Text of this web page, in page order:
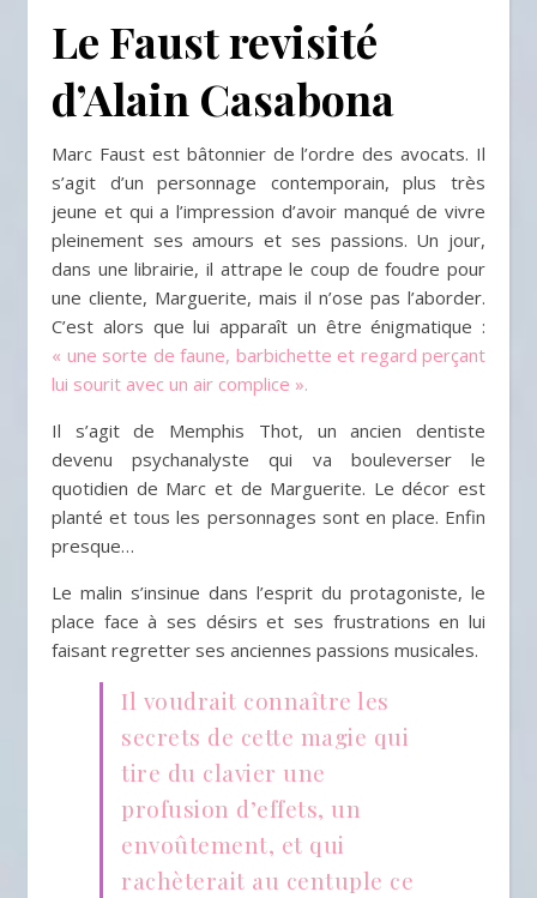
Le Faust revisité
d’Alain Casabona
Marc Faust est bâtonnier de l’ordre des avocats. Il
s’agit d’un personnage contemporain, plus très
jeune et qui a l’impression d’avoir manqué de vivre
pleinement ses amours et ses passions. Un jour,
dans une librairie, il attrape le coup de foudre pour
une cliente, Marguerite, mais il n’ose pas l’aborder.
C’est alors que lui apparaît un être énigmatique :
« une sorte de faune, barbichette et regard perçant
lui sourit avec un air complice ».
Il s’agit de Memphis Thot, un ancien dentiste
devenu psychanalyste qui va bouleverser le
quotidien de Marc et de Marguerite. Le décor est
planté et tous les personnages sont en place. Enfin
presque…
Le malin s’insinue dans l’esprit du protagoniste, le
place face à ses désirs et ses frustrations en lui
faisant regretter ses anciennes passions musicales.
Il voudrait connaître les
secrets de cette magie qui
tire du clavier une
profusion d’effets, un
envoûtement, et qui
rachèterait au centuple ce